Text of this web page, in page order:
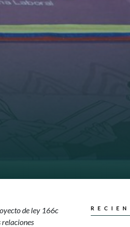
de ley 166c
relaciones